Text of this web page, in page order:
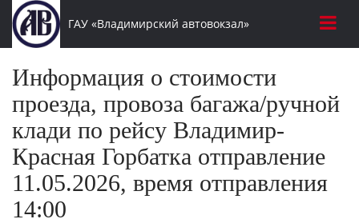
ГАУ «Владимирский автовокзал»
Информация о стоимости
проезда, провоза багажа/ручной
клади по рейсу Владимир-
Красная Горбатка отправление
11.05.2026, время отправления
14:00